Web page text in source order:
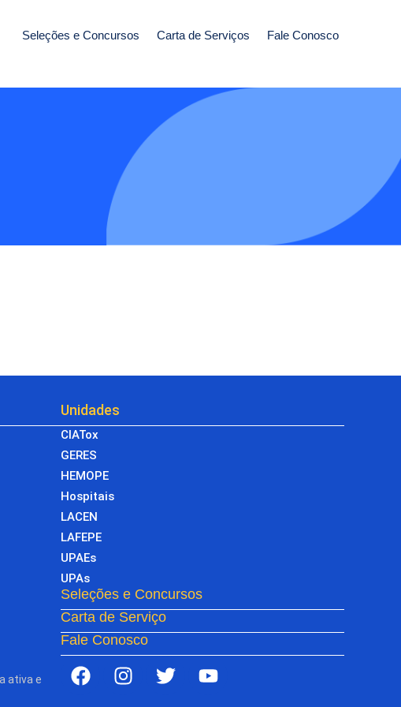
Seleções e Concursos Carta de Serviços Fale Conosco
ativa e
Unidades
CIATox
GERES
HEMOPE
Hospitais
LACEN
LAFEPE
UPAEs
UPAs
Seleções e Concursos
Carta de Serviço
Fale Conosco